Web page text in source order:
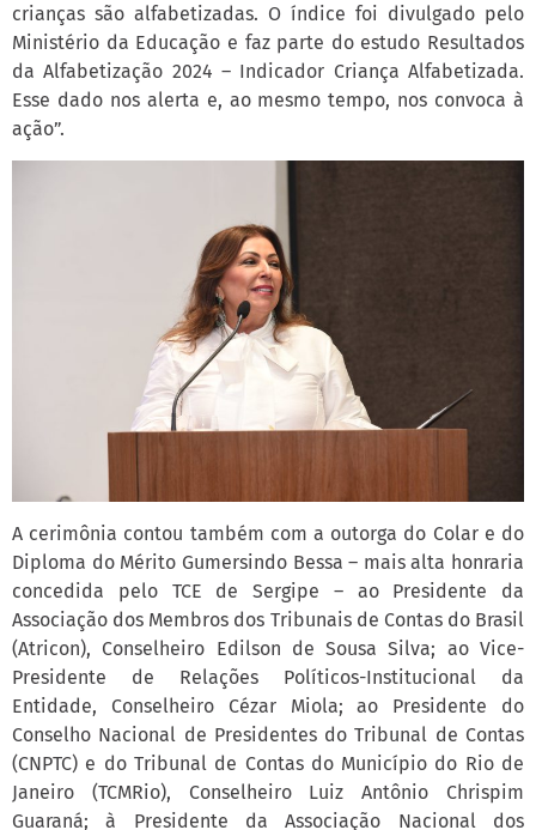
crianças são alfabetizadas. O índice foi divulgado pelo
Ministério da Educação e faz parte do estudo Resultados
da Alfabetização 2024 – Indicador Criança Alfabetizada.
Esse dado nos alerta e, ao mesmo tempo, nos convoca à
ação”.
A cerimônia contou também com a outorga do Colar e do
Diploma do Mérito Gumersindo Bessa – mais alta honraria
concedida pelo TCE de Sergipe – ao Presidente da
Associação dos Membros dos Tribunais de Contas do Brasil
(Atricon), Conselheiro Edilson de Sousa Silva; ao Vice-
Presidente de Relações Políticos-Institucional da
Entidade, Conselheiro Cézar Miola; ao Presidente do
Conselho Nacional de Presidentes do Tribunal de Contas
(CNPTC) e do Tribunal de Contas do Município do Rio de
Janeiro (TCMRio), Conselheiro Luiz Antônio Chrispim
Guaraná; à Presidente da Associação Nacional dos